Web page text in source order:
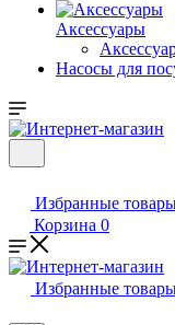
Аксессуары
Насосы для
Избранные
Корзина 0
Избранные